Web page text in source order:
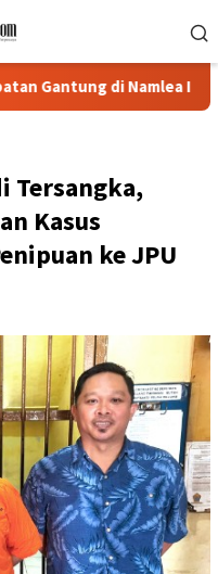
Korban Desak
Tersangka,
Kasus
ke JPU